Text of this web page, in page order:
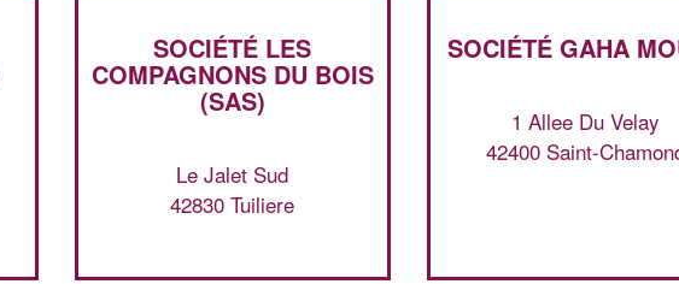
SOCIÉTÉ LES
COMPAGNONS DU BOIS
(SAS)
Le Jalet Sud
42830 Tuiliere
SOCIÉTÉ GAHA
1 Allee Du Velay
42400 Saint-